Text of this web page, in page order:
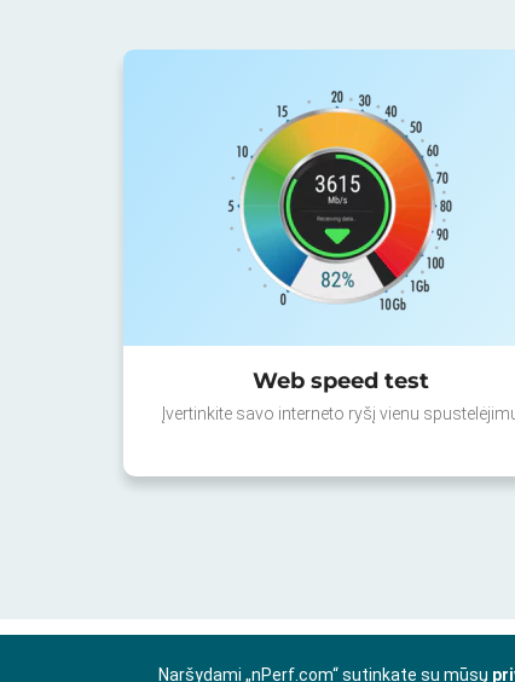
Web speed test
Įvertinkite savo interneto ryšį vienu
Naršydami „nPerf.com“ sutinkate su mūsų